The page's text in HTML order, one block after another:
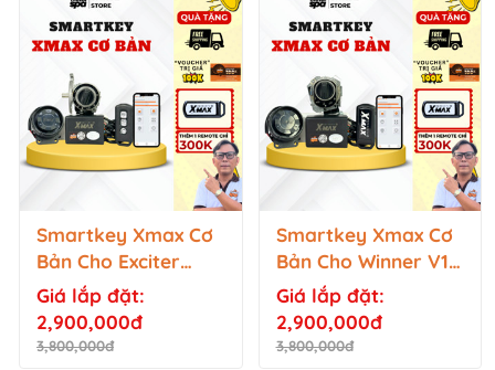
Smartkey Xmax Cơ
Bản Cho Exciter
150/155, Jupiter Fi,
Sirius Fi, Luvias Fi,
Mio,...
Giá lắp đặt:
2,900,000đ
3,800,000đ
Smartkey Xmax Cơ
Bản Cho Winner V1,
Future Fi, Wave,
Vision đời cũ,...
Giá lắp đặt:
2,900,000đ
3,800,000đ